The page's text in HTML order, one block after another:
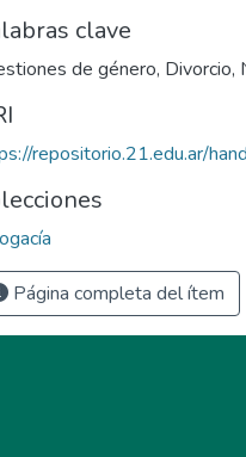
clave
de género, Divorcio,
repositorio.21.edu.ar/
Página completa del ítem